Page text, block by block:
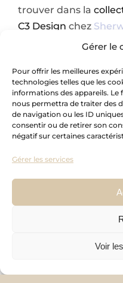
Gérer le
Pour offrir les meilleures
technologies telles que les
informations des appareils.
nous permettra de traiter des
de navigation ou les ID
consentir ou de retirer son
négatif sur certaines
Gérer les services
Voir
trouver dans la
C3 Design chez
même nom. Cette
Mocha Mousse, qui
populaire en 2025.